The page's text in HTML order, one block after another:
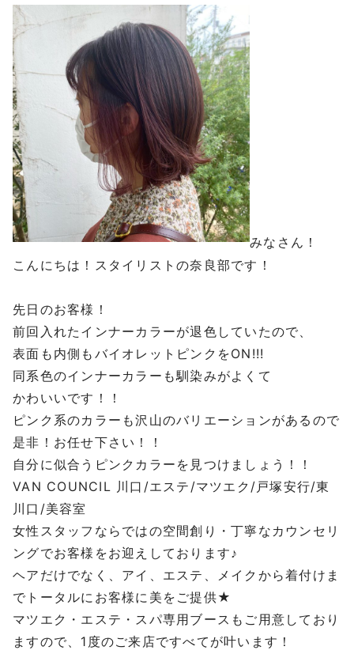
みなさん！
こんにちは！スタイリストの奈良部です！
先日のお客様！
前回入れたインナーカラーが退色していたので、
表面も内側もバイオレットピンクをON!!!
同系色のインナーカラーも馴染みがよくて
かわいいです！！
ピンク系のカラーも沢山のバリエーションがあるので
是非！お任せ下さい！！
自分に似合うピンクカラーを見つけましょう！！
VAN COUNCIL 川口/エステ/マツエク/戸塚安行/東
川口/美容室
女性スタッフならではの空間創り・丁寧なカウンセリ
ングでお客様をお迎えしております♪
ヘアだけでなく、アイ、エステ、メイクから着付けま
でトータルにお客様に美をご提供★
マツエク・エステ・スパ専用ブースもご用意しており
ますので、1度のご来店ですべてが叶います！